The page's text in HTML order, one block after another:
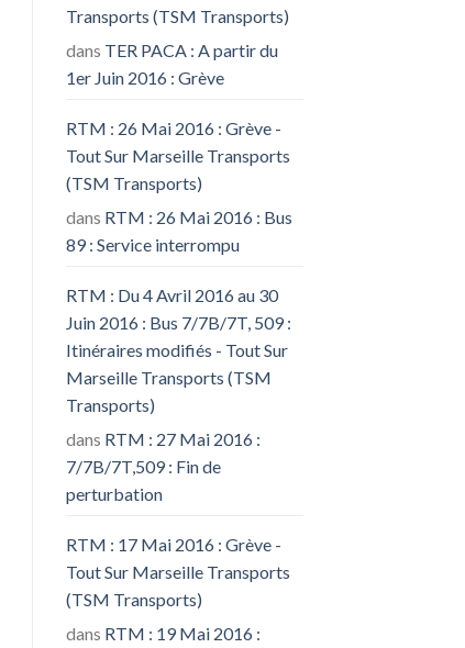
Transports (TSM Transports)
dans TER PACA : A partir du
1er Juin 2016 : Grève
RTM : 26 Mai 2016 : Grève -
Tout Sur Marseille Transports
(TSM Transports)
dans RTM : 26 Mai 2016 : Bus
89 : Service interrompu
RTM : Du 4 Avril 2016 au 30
Juin 2016 : Bus 7/7B/7T, 509 :
Itinéraires modifiés - Tout Sur
Marseille Transports (TSM
Transports)
dans RTM : 27 Mai 2016 :
7/7B/7T,509 : Fin de
perturbation
RTM : 17 Mai 2016 : Grève -
Tout Sur Marseille Transports
(TSM Transports)
dans RTM : 19 Mai 2016 :